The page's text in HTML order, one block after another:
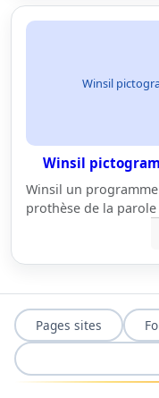
Winsil
Winsil
Winsil un
prothèse de la
Pages sites